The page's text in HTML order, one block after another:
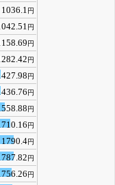
1036.1円
円
円
円
円
円
円
円
1790.4円
円
円